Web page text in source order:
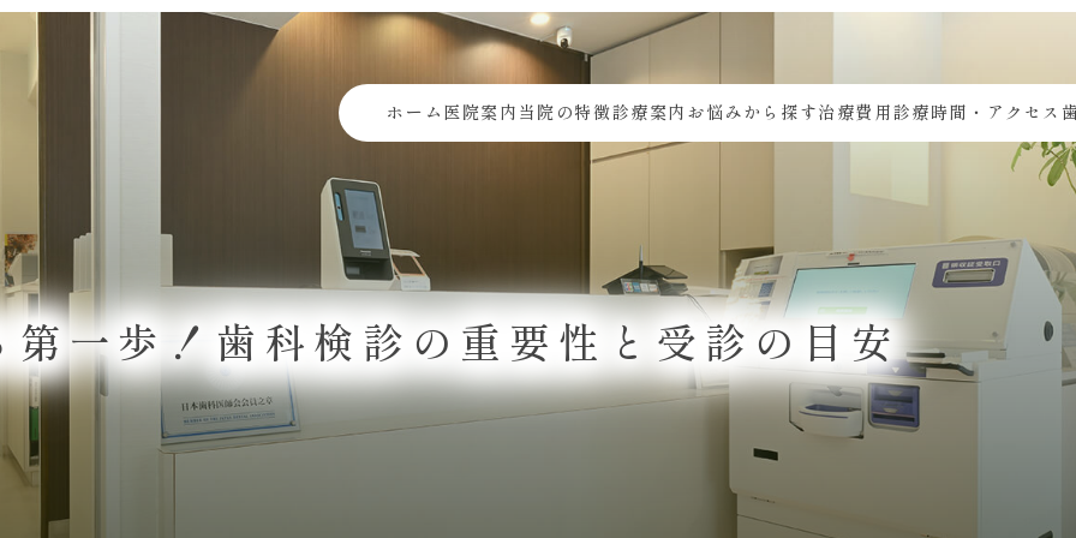
ホーム 医院案内 当院の特徴診療案内 お悩みから探す 治療費用 診療時間・アクセス
第一歩！歯科検診の重要性と受診の目安